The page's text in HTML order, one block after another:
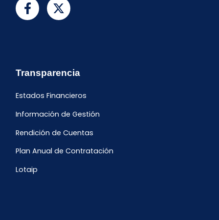
Transparencia
Estados Financieros
Información de Gestión
Rendición de Cuentas
Plan Anual de Contratación
Lotaip